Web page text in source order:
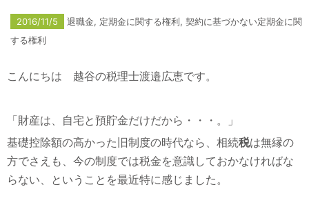
2016/11/5 退職金, 定期金に関する権利,契約に基づかない定期金に関
する権利
こんにちは 越谷の税理士渡邉広恵です。
「財産は、自宅と預貯金だけだから・・・。」
基礎控除額の高かった旧制度の時代なら、相続税は無縁の
方でさえも、今の制度では税金を意識しておかなければな
らない、ということを最近特に感じました。